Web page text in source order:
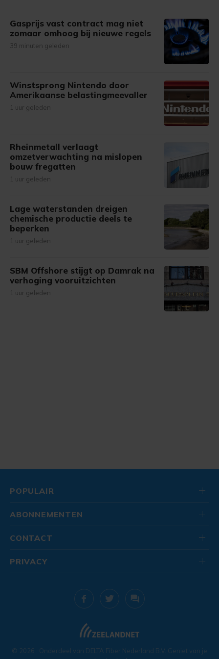
Gasprijs vast contract mag niet
zomaar omhoog bij nieuwe regels
39 minuten geleden
Winstsprong Nintendo door
Amerikaanse belastingmeevaller
1 uur geleden
Rheinmetall verlaagt
omzetverwachting na mislopen
bouw fregatten
1 uur geleden
Lage waterstanden dreigen
chemische productie deels te
beperken
1 uur geleden
SBM Offshore stijgt op Damrak na
verhoging vooruitzichten
1 uur geleden
POPULAIR
ABONNEMENTEN
CONTACT
© 2026 . Onderdeel van DELTA Fiber Nederland B.V. Geniet van je
PRIVACY